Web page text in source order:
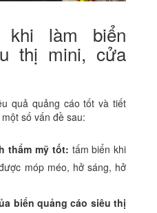
làm biển
thị mini, cửa
quả quảng cáo tốt và tiết
số vấn đề sau:
thẩm mỹ tốt: tấm biển khi
móp méo, hở sáng, hở
biển quảng cáo siêu thị